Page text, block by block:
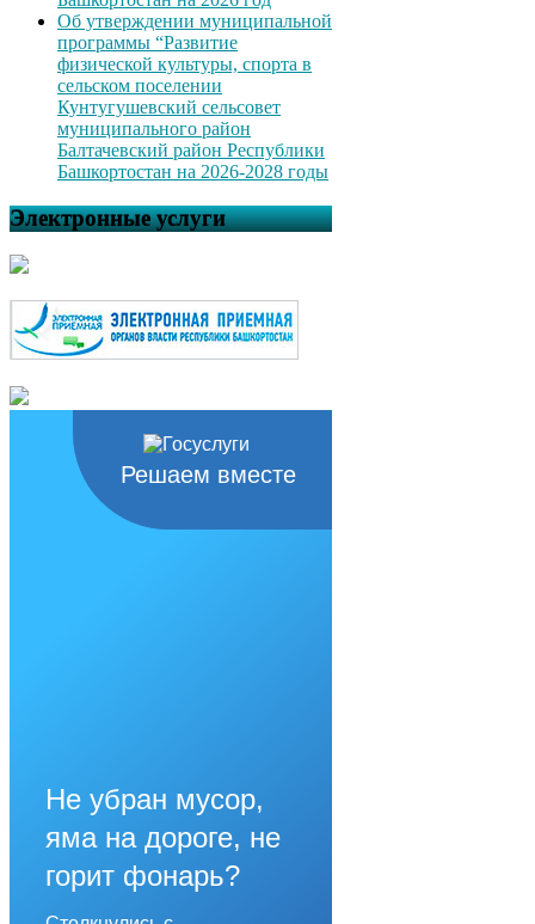
Об утверждении муниципальной
программы “Развитие
физической культуры, спорта в
сельском поселении
Кунтугушевский сельсовет
муниципального район
Балтачевский район Республики
Башкортостан на 2026-2028 годы
Электронные услуги
Решаем вместе
Не убран мусор,
яма на дороге, не
горит фонарь?